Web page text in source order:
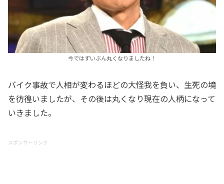
今ではずいぶん丸くなりましたね！
バイク事故で人相が変わるほどの大怪我を負い、生死の境
を彷徨いましたが、その後は丸くなり現在の人柄になって
いきました。
スポンサーリンク